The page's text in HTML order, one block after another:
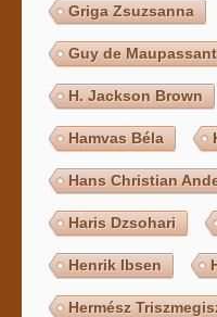
Griga Zsuzsanna
Guy de Maupassant
H. Jackson Brown
Hamvas Béla
Hans Christian
Haris Dzsohari
Henrik Ibsen
Hermész